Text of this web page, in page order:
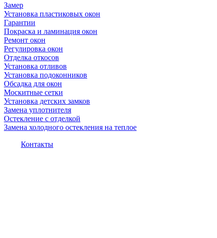
Замер
Установка пластиковых окон
Гарантии
Покраска и ламинация окон
Ремонт окон
Регулировка окон
Отделка откосов
Установка отливов
Установка подоконников
Обсадка для окон
Москитные сетки
Установка детских замков
Замена уплотнителя
Остекление с отделкой
Замена холодного остекления на теплое
Контакты